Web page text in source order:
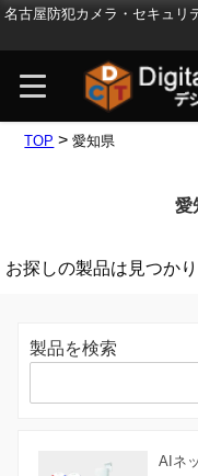
名古屋防犯カメラ・セキュリ
TOP >愛知県
愛
お探しの製品は見つか
製品を検索
AIネ